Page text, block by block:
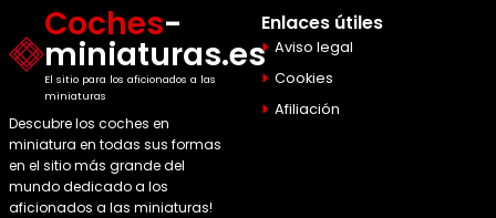
Coches-
miniaturas.es
El sitio para los aficionados a las
miniaturas
Descubre los coches en
miniatura en todas sus formas
en el sitio más grande del
mundo dedicado a los
aficionados a las miniaturas!
Enlaces útiles
Aviso legal
Cookies
Afiliación